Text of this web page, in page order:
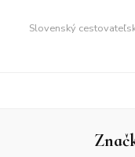
Slovenský